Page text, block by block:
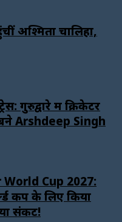
अश्मिता चालिहा,
गुरुद्वारे में क्रिकेटर
बने Arshdeep Singh
Cup 2027:
कप के लिए किया
संकट!